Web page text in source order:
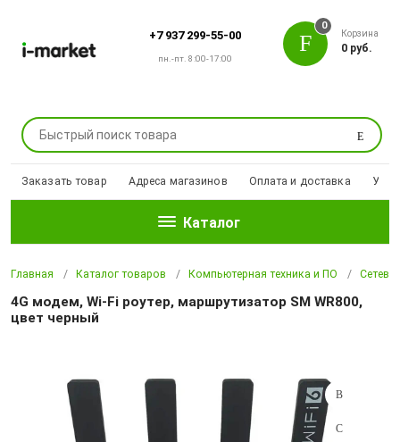
+7 937 299-55-00
пн.-пт. 8:00-17:00
Поиск
0
Корзина
0 руб.
Заказать товар Адреса магазинов Оплата и доставка
Каталог
Главная Каталог товаров Компьютерная техника и ПО
4G модем, Wi-Fi роутер, маршрутизатор SM WR800,
цвет черный